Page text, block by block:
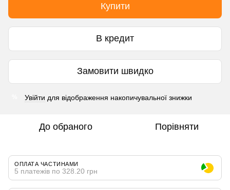
Купити
В кредит
Замовити швидко
Увійти для відображення накопичувальної знижки
До обраного Порівняти
ОПЛАТА ЧАСТИНАМИ
5 платежів по 328.20 грн